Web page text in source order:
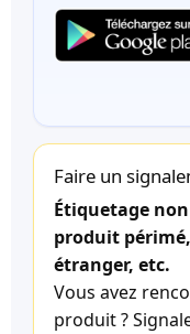
Faire un
Étiquetage
produit
étranger, etc.
Vous avez
produit ?